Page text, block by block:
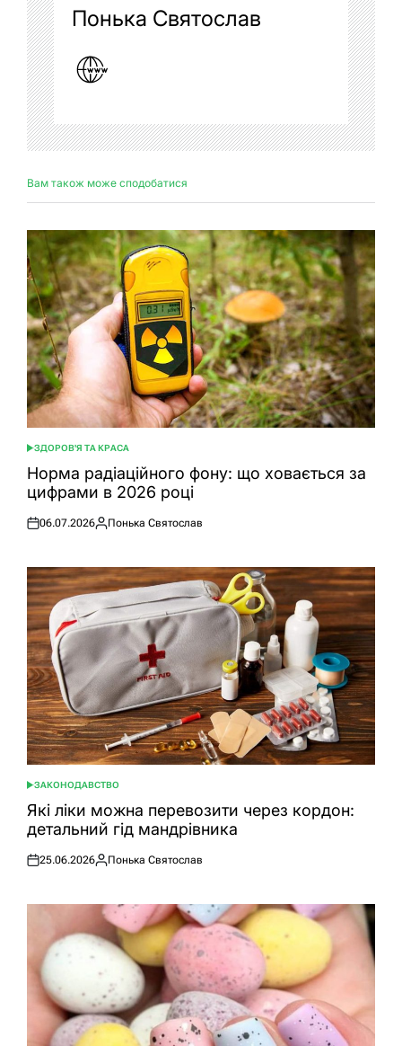
Понька Святослав
Вам також може сподобатися
ОПУБЛІКУВАТИ
У
ЗДОРОВ'Я ТА КРАСА
Норма радіаційного фону: що ховається за
цифрами в 2026 році
Оприлюднено
06.07.2026
Опубліковано
Понька Святослав
ОПУБЛІКУВАТИ
У
ЗАКОНОДАВСТВО
Які ліки можна перевозити через кордон:
детальний гід мандрівника
Оприлюднено
25.06.2026
Опубліковано
Понька Святослав